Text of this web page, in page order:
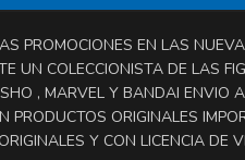
PROMOCIONES EN LAS
UN COLECCIONISTA DE LAS
, MARVEL Y BANDAI ENVIO
PRODUCTOS ORIGINALES
Y CON LICENCIA DE